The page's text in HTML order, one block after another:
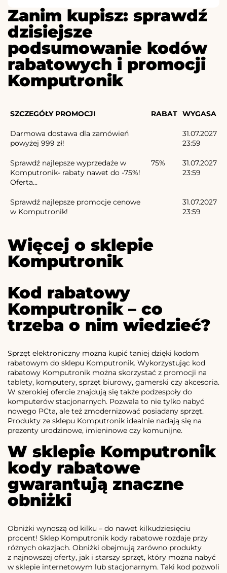
Zanim kupisz: sprawdź
dzisiejsze
podsumowanie kodów
rabatowych i promocji
Komputronik
SZCZEGÓŁY PROMOCJI RABAT WYGASA
Darmowa dostawa dla zamówień
powyżej 999 zł!
31.07.2027
23:59
Sprawdź najlepsze wyprzedaże w
Komputronik- rabaty nawet do -75%!
Oferta...
75%
31.07.2027
23:59
Sprawdź najlepsze promocje cenowe
w Komputronik!
31.07.2027
23:59
Więcej o sklepie
Komputronik
Kod rabatowy
Komputronik – co
trzeba o nim wiedzieć?
Sprzęt elektroniczny można kupić taniej dzięki kodom
rabatowym do sklepu Komputronik. Wykorzystując kod
rabatowy Komputronik można skorzystać z promocji na
tablety, komputery, sprzęt biurowy, gamerski czy akcesoria.
W szerokiej ofercie znajdują się także podzespoły do
komputerów stacjonarnych. Pozwala to nie tylko nabyć
nowego PCta, ale też zmodernizować posiadany sprzęt.
Produkty ze sklepu Komputronik idealnie nadają się na
prezenty urodzinowe, imieninowe czy komunijne.
W sklepie Komputronik
kody rabatowe
gwarantują znaczne
obniżki
Obniżki wynoszą od kilku – do nawet kilkudziesięciu
procent! Sklep Komputronik kody rabatowe rozdaje przy
różnych okazjach. Obniżki obejmują zarówno produkty
z najnowszej oferty, jak i starszy sprzęt, który można nabyć
w sklepie internetowym lub stacjonarnym. Taki kod pozwoli